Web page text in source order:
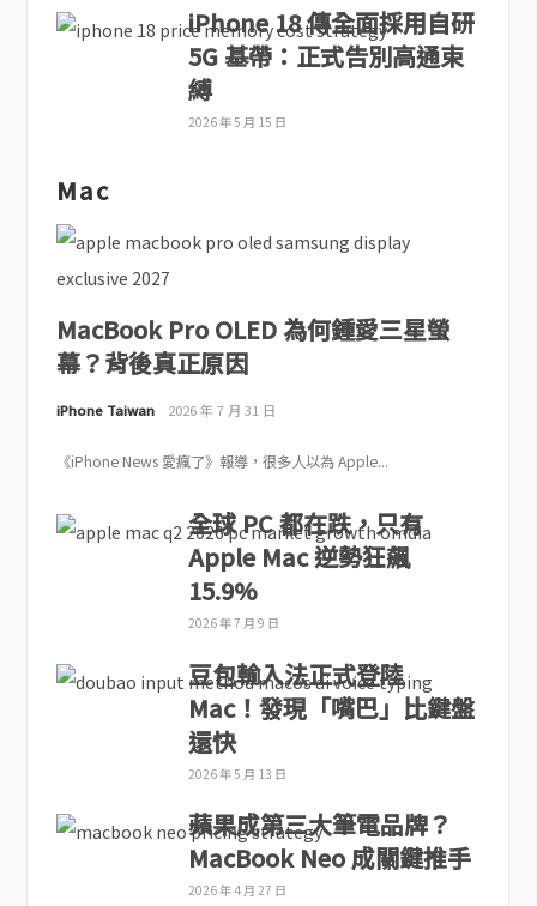
iPhone 18 傳全面採用自研
5G 基帶：正式告別高通束
縛
2026 年 5 月 15 日
Mac
MacBook Pro OLED 為何鍾愛三星螢
幕？背後真正原因
iPhone Taiwan 2026 年 7 月 31 日
《iPhone News 愛瘋了》報導，很多人以為 Apple...
全球 PC 都在跌，只有
Apple Mac 逆勢狂飆
15.9%
2026 年 7 月 9 日
豆包輸入法正式登陸
Mac！發現「嘴巴」比鍵盤
還快
2026 年 5 月 13 日
蘋果成第三大筆電品牌？
MacBook Neo 成關鍵推手
2026 年 4 月 27 日